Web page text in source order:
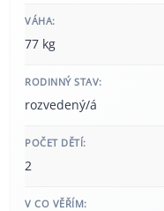
VÁHA:
77 kg
RODINNÝ STAV:
rozvedený/á
POČET DĚTÍ:
2
V CO VĚŘÍM: